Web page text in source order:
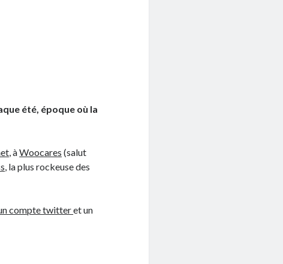
été, époque où la
, àWoocares (salut
, la plus rockeuse des
compte twitteret un